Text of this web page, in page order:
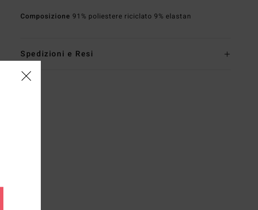
Composizione 91% poliestere riciclato 9% elastan
Spedizioni e Resi